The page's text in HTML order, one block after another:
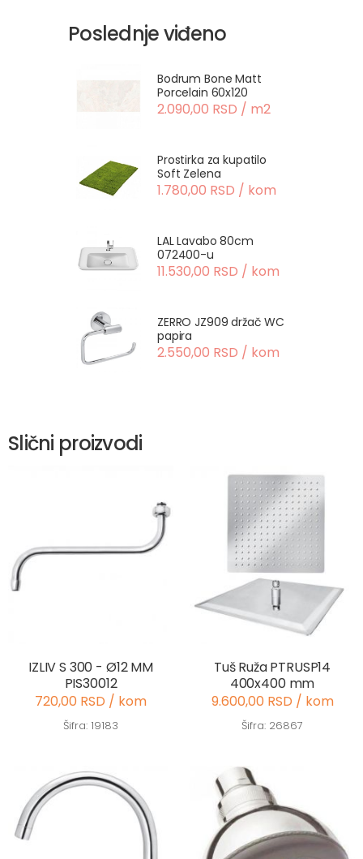
Poslednje viđeno
Bodrum Bone Matt
Porcelain 60x120
2.090,00 RSD / m2
Prostirka za kupatilo
Soft Zelena
1.780,00 RSD / kom
LAL Lavabo 80cm
072400-u
11.530,00 RSD / kom
ZERRO JZ909 držač WC
papira
2.550,00 RSD / kom
Slični proizvodi
IZLIV S 300 - Ø12 MM
PIS30012
720,00 RSD / kom
Šifra: 19183
Tuš Ruža PTRUSP14
400x400 mm
9.600,00 RSD / kom
Šifra: 26867